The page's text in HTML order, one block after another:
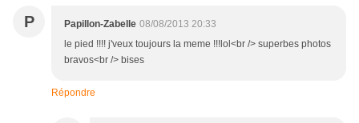
P Papillon-Zabelle 08/08/2013 20:33
le pied !!!! j'veux toujours la meme !!!lol<br /> superbes photos
bravos<br /> bises
Répondre